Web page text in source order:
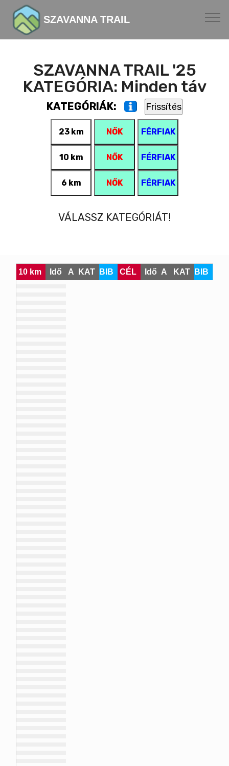
SZAVANNA TRAIL
SZAVANNA TRAIL '25
KATEGÓRIA: Minden táv
KATEGÓRIÁK:
23 km NŐK FÉRFIAK
10 km NŐK FÉRFIAK
6 km NŐK FÉRFIAK
VÁLASSZ KATEGÓRIÁT!
10 km Idő A KAT BIB CÉL Idő A KAT BIB